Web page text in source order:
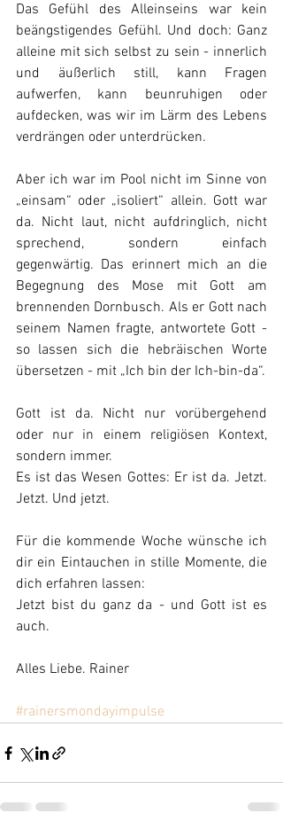
Das Gefühl des Alleinseins war kein
beängstigendes Gefühl. Und doch: Ganz
alleine mit sich selbst zu sein - innerlich
und äußerlich still, kann Fragen
aufwerfen, kann beunruhigen oder
aufdecken, was wir im Lärm des Lebens
verdrängen oder unterdrücken.
Aber ich war im Pool nicht im Sinne von
„einsam“ oder „isoliert“ allein. Gott war
da. Nicht laut, nicht aufdringlich, nicht
sprechend, sondern einfach
gegenwärtig. Das erinnert mich an die
Begegnung des Mose mit Gott am
brennenden Dornbusch. Als er Gott nach
seinem Namen fragte, antwortete Gott -
so lassen sich die hebräischen Worte
übersetzen - mit „Ich bin der Ich-bin-da“.
Gott ist da. Nicht nur vorübergehend
oder nur in einem religiösen Kontext,
sondern immer.
Es ist das Wesen Gottes: Er ist da. Jetzt.
Jetzt. Und jetzt.
Für die kommende Woche wünsche ich
dir ein Eintauchen in stille Momente, die
dich erfahren lassen:
Jetzt bist du ganz da - und Gott ist es
auch.
Alles Liebe. Rainer
#rainersmondayimpulse